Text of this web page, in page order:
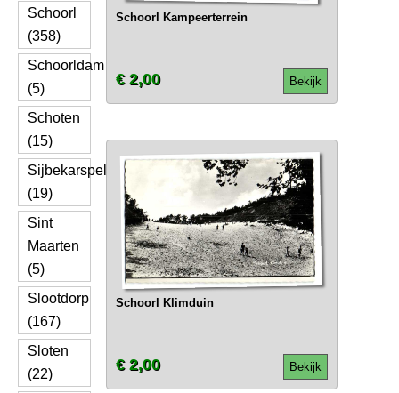
Schoorl
(358)
Schoorldam
(5)
Schoten
(15)
Sijbekarspel
(19)
Sint
Maarten
(5)
Slootdorp
(167)
Sloten
(22)
Schoorl Kampeerterrein
Bekijk
€ 2,00
Schoorl Klimduin
Bekijk
€ 2,00